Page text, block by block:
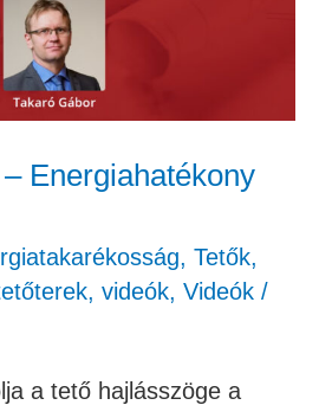
Energiahatékony
, Tetők,
, videók, Videók /
a tető hajlásszöge a